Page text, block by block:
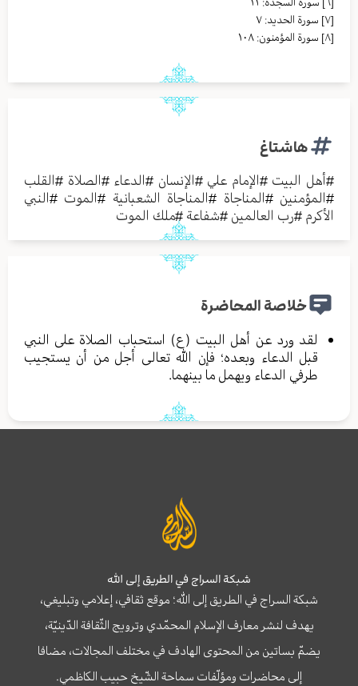
[٧]
سورة الحديد: ٧
[٨]
سورة المؤمنون: ١٠٨
هاشتاغ
#أهل البيت #الإمام علي #الإنسان #الدعاء #الصلاة #القلب
#المؤمنين #المناجاة #المناجاة الشعبانية #الموت #النبي
الأكرم #رب العالمين #شفاعة #ملك الموت
خلاصة المحاضرة
لقد ورد عن أهل البيت (ع) استحباب الصلاة على النبي
قبل الدعاء وبعده؛ فإن الله تعالى أجل من أن يستجيب
طرفي الدعاء ويهمل ما بينهما.
شبكة السراج في الطريق إلى الله
شبكة السراج في الطريق إلى الله؛ موقع ثقافي، إعلامي وتبليغي،
يهدف لنشر معارف الإسلام المحمّدي وترويج الثّقافة الدّينيّة،
يضمّ بساتين من المحتوى الهادف في مختلف المجالات، مضافا
إلى محاضرات ومؤلّفات سماحة الشّيخ حبيب الكاظمي.